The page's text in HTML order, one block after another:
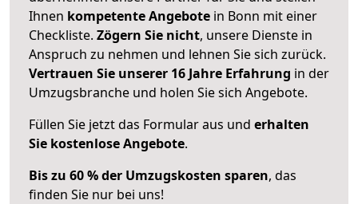
Ihnen kompetente Angebote in Bonn mit einer
Checkliste. Zögern Sie nicht, unsere Dienste in
Anspruch zu nehmen und lehnen Sie sich zurück.
Vertrauen Sie unserer 16 Jahre Erfahrung in der
Umzugsbranche und holen Sie sich Angebote.
Füllen Sie jetzt das Formular aus und erhalten
Sie kostenlose Angebote.
Bis zu 60 % der Umzugskosten sparen, das
finden Sie nur bei uns!